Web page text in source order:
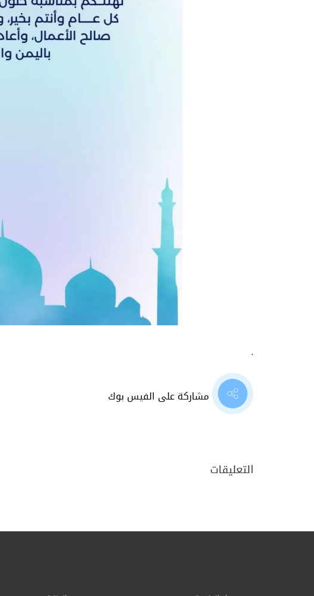
.
مشاركة على الفيس بوك
التعليقات